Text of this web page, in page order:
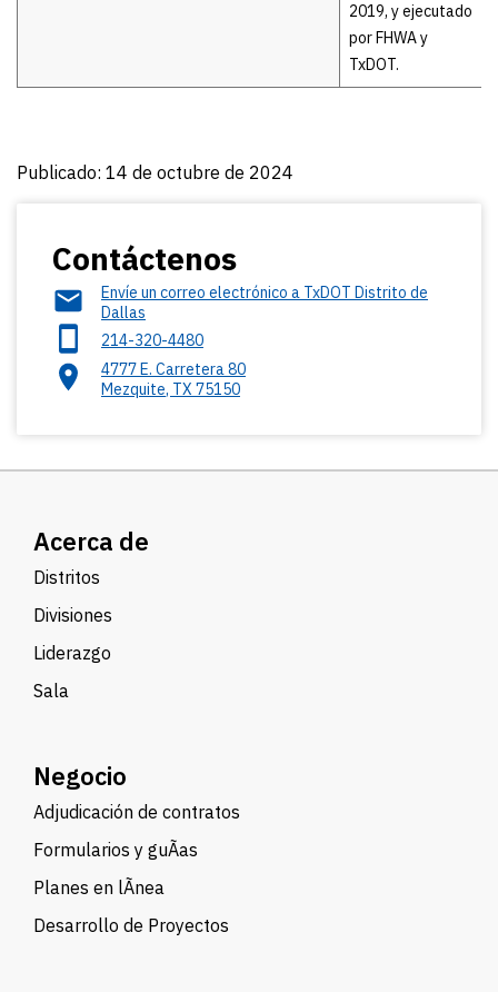
2019, y ejecutado
por FHWA y
TxDOT.
Publicado: 14 de octubre de 2024
Contáctenos
Envíe un correo electrónico a TxDOT Distrito de
Dallas
214-320-4480
4777 E. Carretera 80
Mezquite, TX 75150
Acerca de
Distritos
Divisiones
Liderazgo
Sala
Negocio
Adjudicación de contratos
Formularios y guÃ­as
Planes en lÃ­nea
Desarrollo de Proyectos